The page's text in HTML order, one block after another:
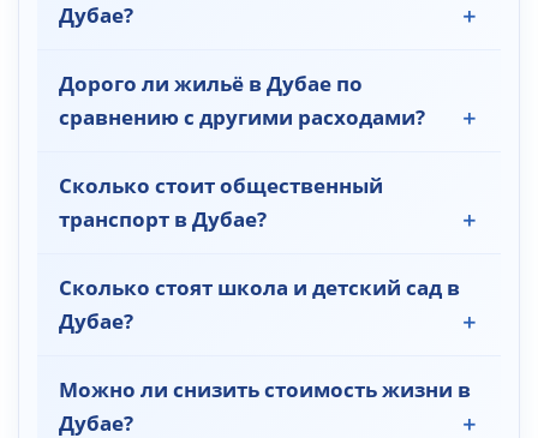
Дубае?
Дорого ли жильё в Дубае по
сравнению с другими расходами?
Сколько стоит общественный
транспорт в Дубае?
Сколько стоят школа и детский сад в
Дубае?
Можно ли снизить стоимость жизни в
Дубае?